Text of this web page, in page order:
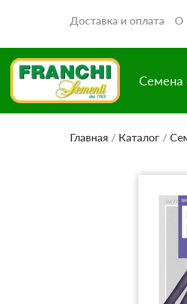
Доставка и оплата О
Семена
Главная / Каталог /